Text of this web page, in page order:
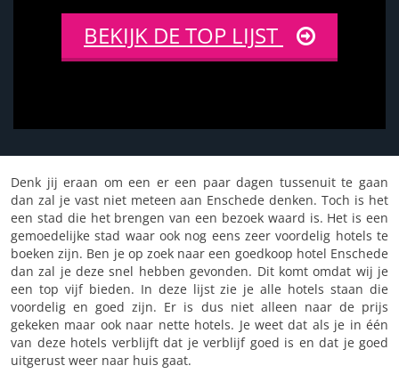
BEKIJK DE TOP LIJST
Denk jij eraan om een er een paar dagen tussenuit te gaan
dan zal je vast niet meteen aan Enschede denken. Toch is het
een stad die het brengen van een bezoek waard is. Het is een
gemoedelijke stad waar ook nog eens zeer voordelig hotels te
boeken zijn. Ben je op zoek naar een goedkoop hotel Enschede
dan zal je deze snel hebben gevonden. Dit komt omdat wij je
een top vijf bieden. In deze lijst zie je alle hotels staan die
voordelig en goed zijn. Er is dus niet alleen naar de prijs
gekeken maar ook naar nette hotels. Je weet dat als je in één
van deze hotels verblijft dat je verblijf goed is en dat je goed
uitgerust weer naar huis gaat.